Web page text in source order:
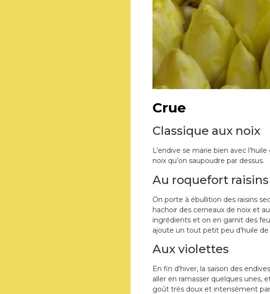
Crue
Classique aux noix
L’endive se marie bien avec
noix qu’on saupoudre par dessus.
Au roquefort raisins
On porte à ébullition des raisins
hachoir des cerneaux de noix et
ingrédients et on en garnit des
ajoute un tout petit peu d’huile de
Aux violettes
En fin d’hiver, la saison des
aller en ramasser quelques unes,
goût très doux et intensément